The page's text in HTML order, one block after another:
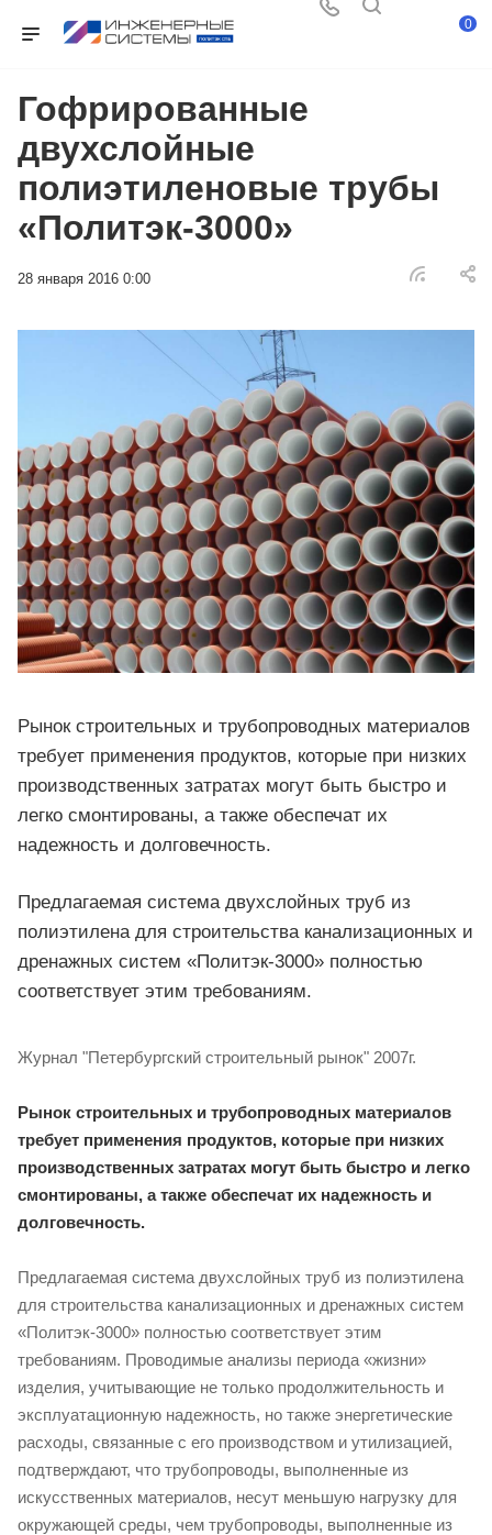
0
Гофрированные
двухслойные
полиэтиленовые трубы
«Политэк-3000»
28 января 2016 0:00
Рынок строительных и трубопроводных материалов
требует применения продуктов, которые при низких
производственных затратах могут быть быстро и
легко смонтированы, а также обеспечат их
надежность и долговечность.
Предлагаемая система двухслойных труб из
полиэтилена для строительства канализационных и
дренажных систем «Политэк-3000» полностью
соответствует этим требованиям.
Журнал "Петербургский строительный рынок" 2007г.
Рынок строительных и трубопроводных материалов
требует применения продуктов, которые при низких
производственных затратах могут быть быстро и легко
смонтированы, а также обеспечат их надежность и
долговечность.
Предлагаемая система двухслойных труб из полиэтилена
для строительства канализационных и дренажных систем
«Политэк-3000» полностью соответствует этим
требованиям. Проводимые анализы периода «жизни»
изделия, учитывающие не только продолжительность и
эксплуатационную надежность, но также энергетические
расходы, связанные с его производством и утилизацией,
подтверждают, что трубопроводы, выполненные из
искусственных материалов, несут меньшую нагрузку для
окружающей среды, чем трубопроводы, выполненные из